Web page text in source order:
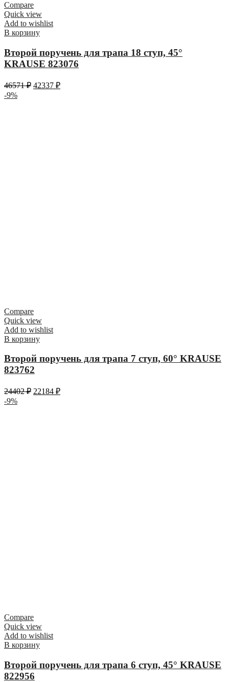
Compare
Quick view
Add to wishlist
В корзину
Второй поручень для трапа 18 ступ, 45°
KRAUSE 823076
46571₽ 42337 ₽
-9%
Compare
Quick view
Add to wishlist
В корзину
Второй поручень для трапа 7 ступ, 60° KRAUSE
823762
24402₽ 22184 ₽
-9%
Compare
Quick view
Add to wishlist
В корзину
Второй поручень для трапа 6 ступ, 45° KRAUSE
822956